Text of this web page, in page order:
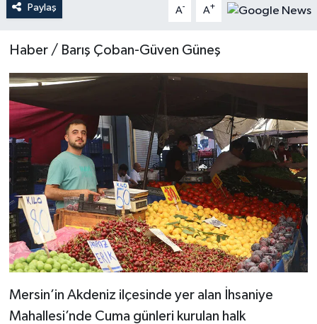
Paylaş A- A+
Haber / Barış Çoban-Güven Güneş
Mersin’in Akdeniz ilçesinde yer alan İhsaniye
Mahallesi’nde Cuma günleri kurulan halk
Sürmanşet
Teknoloji